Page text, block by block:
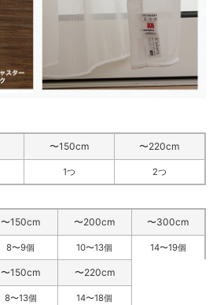
〜150cm 〜220cm
1つ 2つ
〜150cm 〜200cm 〜300cm
8〜9個 10〜13個 14〜19個
〜150cm 〜220cm
8〜13個 14〜18個